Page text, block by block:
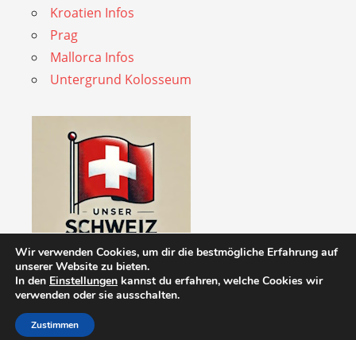
Kroatien Infos
Prag
Mallorca Infos
Untergrund Kolosseum
WordPress Theme: Admiral by ThemeZee.
Wir verwenden Cookies, um dir die bestmögliche Erfahrung auf
unserer Website zu bieten.
In den Einstellungen kannst du erfahren, welche Cookies wir
verwenden oder sie ausschalten.
Zustimmen